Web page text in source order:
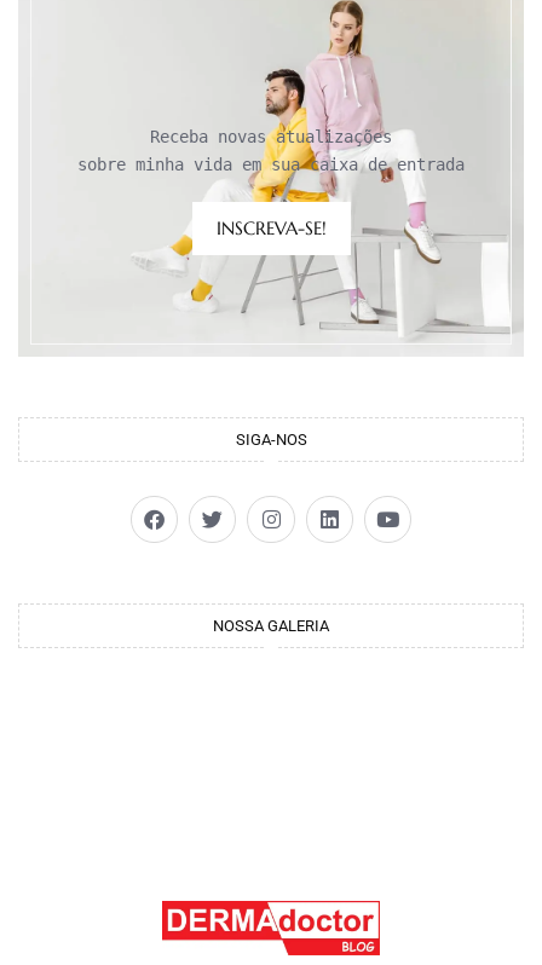
Receba novas atualizações
sobre minha vida em sua caixa de entrada
INSCREVA-SE!
SIGA-NOS
NOSSA GALERIA